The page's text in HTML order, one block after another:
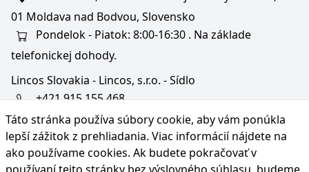
Táto stránka používa súbory cookie, aby vám ponúkla
lepší zážitok z prehliadania. Viac informácií nájdete na
ako používame cookies. Ak budete pokračovať v
01 Moldava nad Bodvou, Slovensko
Pondelok - Piatok: 8:00-16:30 . Na základe
telefonickej dohody.
Lincos Slovakia - Lincos, s.r.o. - Sídlo
+421 915 155 468
+36/30 343 6714
bratislava@lincos.sk
Lincos s.r.o., Rustaveliho 4, 831 06 Bratislava - m. č.